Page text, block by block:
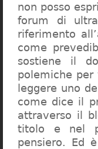
non posso
forum di
riferimento
come
sostiene il
polemiche per
leggere uno
come dice il
attraverso il
titolo e nel
pensiero. Ed